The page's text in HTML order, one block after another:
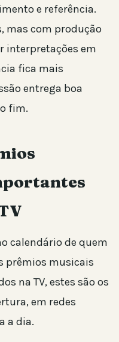
e referência.
mas com produção
interpretações em
fica mais
entrega boa
fim.
calendário de quem
prêmios musicais
na TV, estes são os
em redes
a dia.